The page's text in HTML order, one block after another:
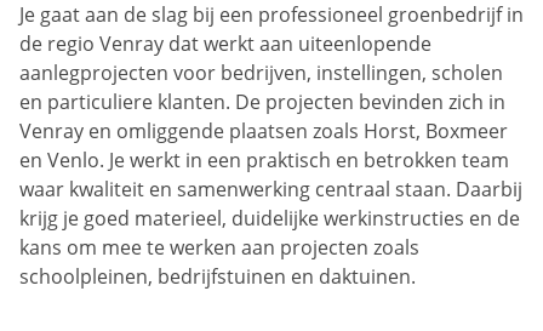
Je gaat aan de slag bij een professioneel groenbedrijf in
de regio Venray dat werkt aan uiteenlopende
aanlegprojecten voor bedrijven, instellingen, scholen
en particuliere klanten. De projecten bevinden zich in
Venray en omliggende plaatsen zoals Horst, Boxmeer
en Venlo. Je werkt in een praktisch en betrokken team
waar kwaliteit en samenwerking centraal staan. Daarbij
krijg je goed materieel, duidelijke werkinstructies en de
kans om mee te werken aan projecten zoals
schoolpleinen, bedrijfstuinen en daktuinen.